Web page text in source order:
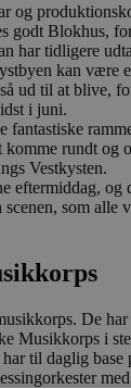
og
godt Blokhus,
har tidligere
kan være
ud til at blive,
i juni.
komme rundt og
Vestkysten.
eftermiddag, og
som alle
De
Musikkorps i
til daglig base